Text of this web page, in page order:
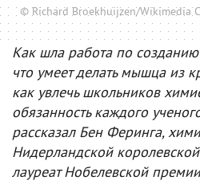
© Richard Broekhuijzen/Wikimedia
Как шла работа по
что умеет делать мышца из
как увлечь школьников
обязанность каждого
рассказал Бен Феринга,
Нидерландской
лауреат Нобелевской